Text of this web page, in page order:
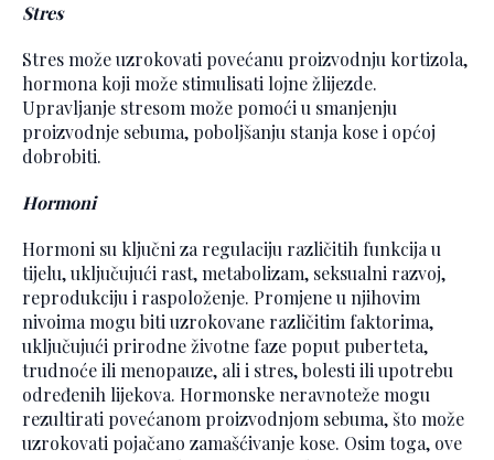
Stres
Stres može uzrokovati povećanu proizvodnju kortizola,
hormona koji može stimulisati lojne žlijezde.
Upravljanje stresom može pomoći u smanjenju
proizvodnje sebuma, poboljšanju stanja kose i općoj
dobrobiti.
Hormoni
Hormoni su ključni za regulaciju različitih funkcija u
tijelu, uključujući rast, metabolizam, seksualni razvoj,
reprodukciju i raspoloženje. Promjene u njihovim
nivoima mogu biti uzrokovane različitim faktorima,
uključujući prirodne životne faze poput puberteta,
trudnoće ili menopauze, ali i stres, bolesti ili upotrebu
određenih lijekova. Hormonske neravnoteže mogu
rezultirati povećanom proizvodnjom sebuma, što može
uzrokovati pojačano zamašćivanje kose. Osim toga, ove